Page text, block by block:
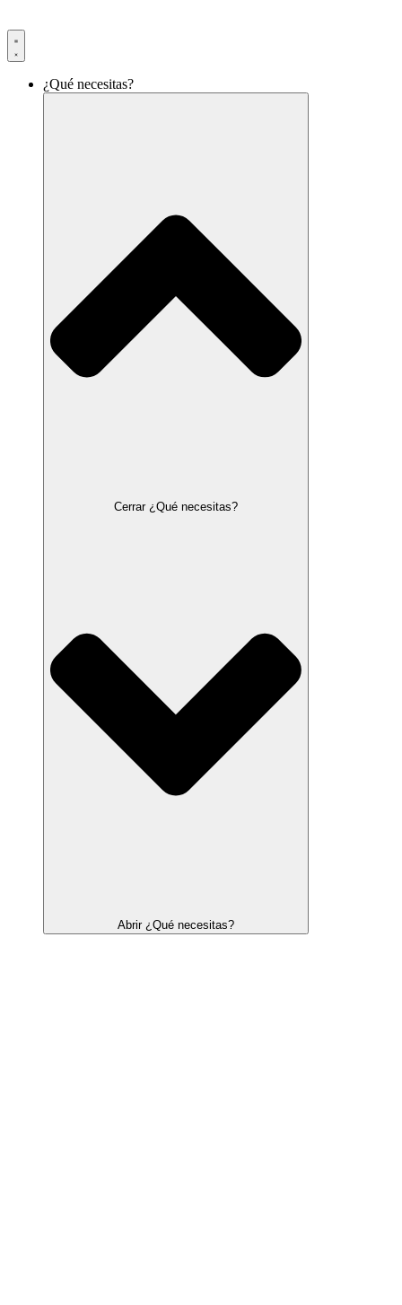
¿Qué necesitas?
Cerrar ¿Qué necesitas?
Abrir ¿Qué necesitas?